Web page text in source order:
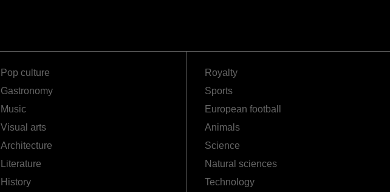
Pop culture
Gastronomy
Music
Visual arts
Architecture
Literature
History
Royalty
Sports
European football
Animals
Science
Natural sciences
Technology